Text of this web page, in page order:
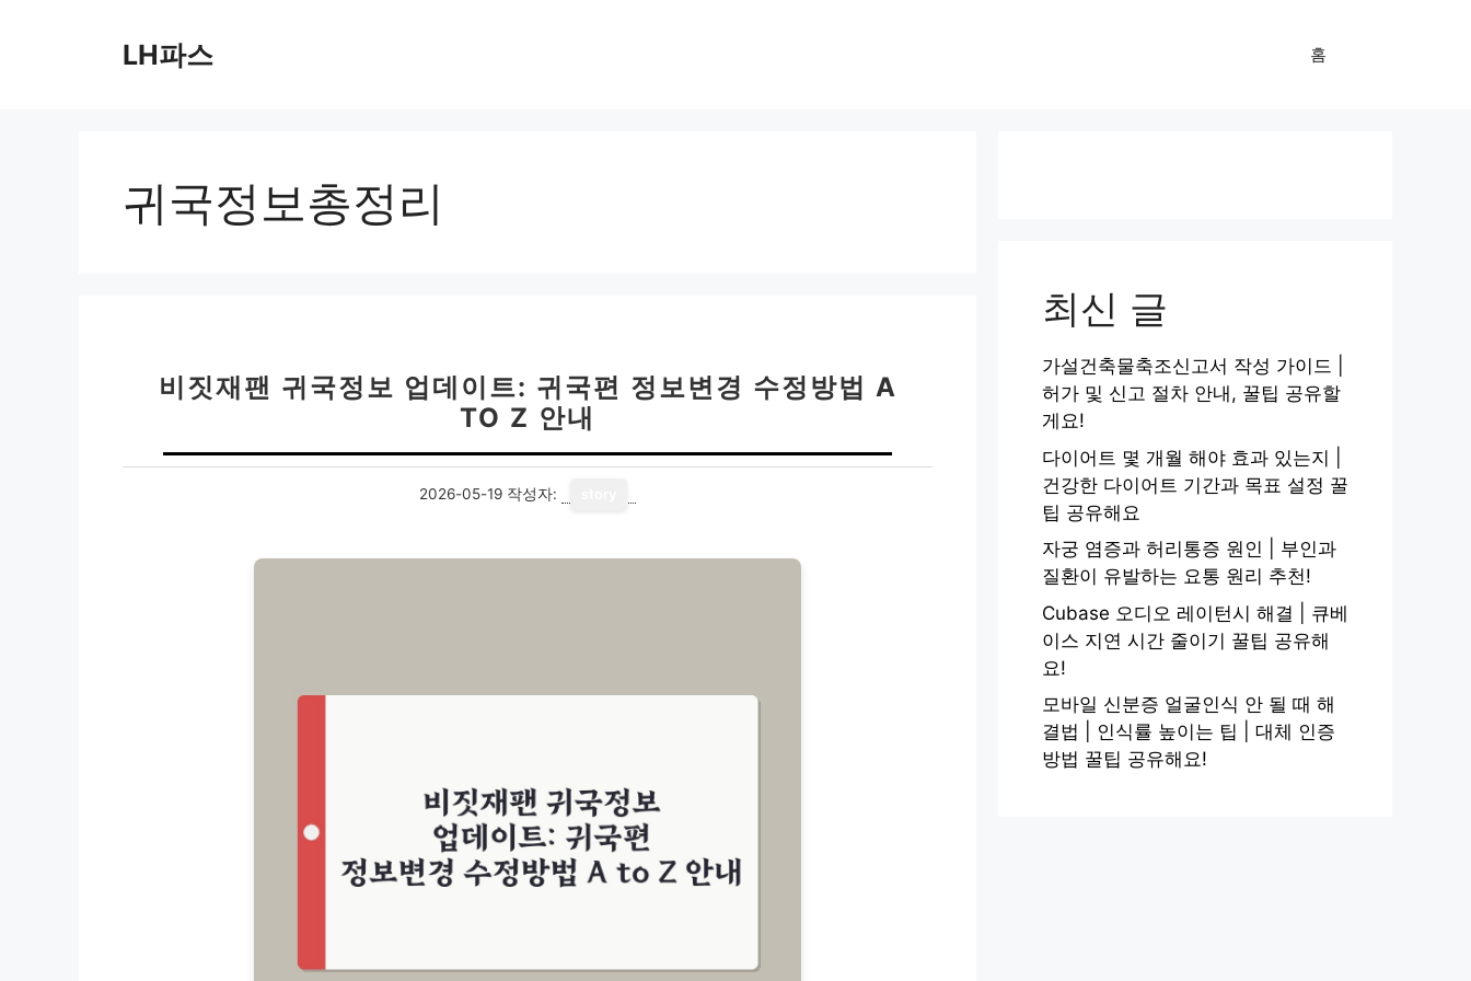
LH파스 홈
귀국정보총정리
비짓재팬 귀국정보 업데이트: 귀국편 정보변경 수정방법 A
TO Z 안내
2026-05-19 작성자:
최신 글
가설건축물축조신고서 작성 가이드 |
허가 및 신고 절차 안내, 꿀팁 공유할
게요!
다이어트 몇 개월 해야 효과 있는지 |
건강한 다이어트 기간과 목표 설정 꿀
팁 공유해요
자궁 염증과 허리통증 원인 | 부인과
질환이 유발하는 요통 원리 추천!
Cubase 오디오 레이턴시 해결 | 큐베
이스 지연 시간 줄이기 꿀팁 공유해
요!
모바일 신분증 얼굴인식 안 될 때 해
결법 | 인식률 높이는 팁 | 대체 인증
방법 꿀팁 공유해요!